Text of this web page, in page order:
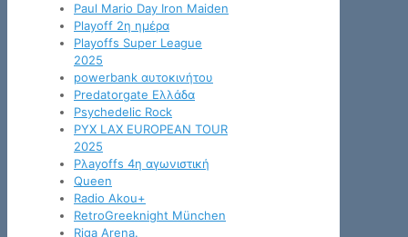
Paul Mario Day Iron Maiden
Playoff 2η ημέρα
Playoffs Super League
2025
powerbank αυτοκινήτου
Predatorgate Ελλάδα
Psychedelic Rock
PYX LAX EUROPEAN TOUR
2025
Pλayoffs 4η αγωνιστική
Queen
Radio Akou+
RetroGreeknight München
Riga Arena.